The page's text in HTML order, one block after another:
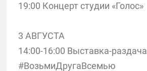
19:00 Концерт студии «Голос»
3 АВГУСТА
14:00-16:00 Выставка-раздача
#ВозьмиДругаВсемью